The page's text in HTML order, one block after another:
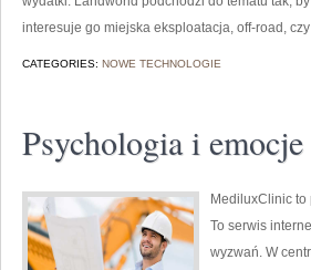
interesuje go miejska eksploatacja, off-road, czy
CATEGORIES: NOWE TECHNOLOGIE
Psychologia i
MediluxClinic
To serwis
wyzwań. W